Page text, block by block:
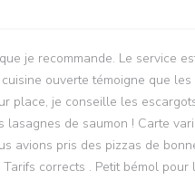
je recommande. Le service
ouverte témoigne que les
place, je conseille les
lasagnes de saumon ! Carte
avions pris des pizzas de
corrects . Petit bémol pour